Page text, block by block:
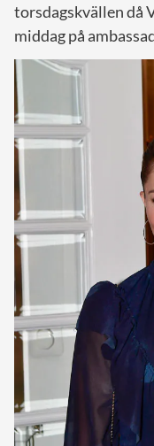
torsdagskvällen då
middag på